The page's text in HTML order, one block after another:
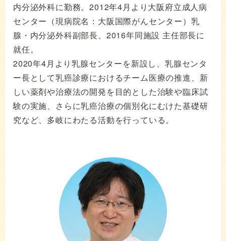
内分泌外科に勤務。2012年4月より大阪府立成人病
センター（現病院名：大阪国際がんセンター）乳
腺・内分泌外科副部長、2016年同施設 主任部長に
就任。
2020年4月より乳腺センターを新設し、乳腺センタ
ー長として乳癌診療におけるチーム医療の推進、新
しい薬剤や治療法の開発を目的とした治験や臨床試
験の実施、さらに乳癌治療の個別化にむけた基礎研
究など、多岐にわたる活動を行っている。